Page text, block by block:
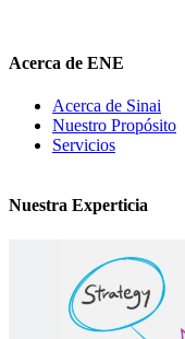
Acerca de ENE
Acerca de Sinai
Nuestro Propósito
Servicios
Nuestra Experticia